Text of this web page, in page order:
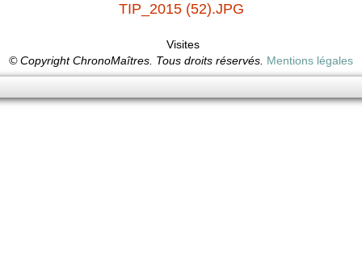
TIP_2015 (52).JPG
Visites
© Copyright ChronoMaîtres. Tous droits réservés. Mentions légales